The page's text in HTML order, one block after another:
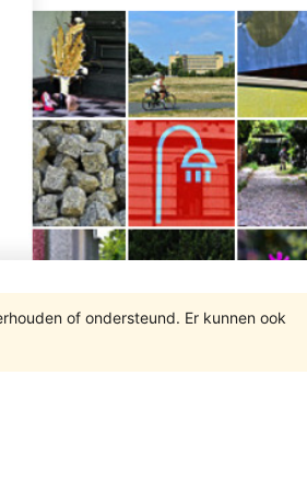
of ondersteund. Er kunnen ook